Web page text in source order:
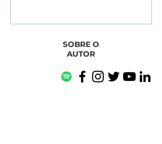
SOBRE O
AUTOR